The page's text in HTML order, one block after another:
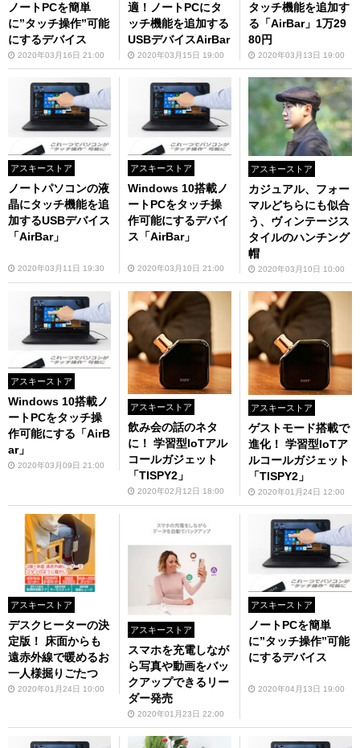
ノートPCを簡単
に”タッチ操作”可能
にするデバイス
2020年03月16日 21:00
適！ノートPCにタ
ッチ機能を追加する
USBデバイスAirBar
2020年03月15日 19:00
タッチ機能を追加す
る「AirBar」1万29
80円
2020年03月13日 19:00
アスキーストア
ノートパソコンの液
晶にタッチ機能を追
加するUSBデバイス
「AirBar」
2020年03月11日 19:30
アスキーストア
Windows 10搭載ノ
ートPCをタッチ操
作可能にするデバイ
ス「AirBar」
2020年03月10日 21:00
アスキーストア
カジュアル、フォー
マルどちらにも似合
う、ヴィンテージス
タイルのハンチング
帽
2020年03月10日 10:00
アスキーストア
Windows 10搭載ノ
ートPCをタッチ操
作可能にする「AirB
ar」
2020年03月09日 21:00
アスキーストア
飲み会の話のネタ
に！ 学習型IoTアル
コールガジェット
「TISPY2」
2020年02月12日 18:00
アスキーストア
ゲストモード搭載で
進化！ 学習型IoTア
ルコールガジェット
「TISPY2」
2020年01月24日 12:00
アスキーストア
デスクヒーターの決
定版！ 床面からも
遠赤外線で暖めるお
一人様掘りごたつ
2020年01月24日 10:00
アスキーストア
スマホを充電しなが
ら写真や動画をバッ
クアップできるリー
ダー発売
2020年01月23日 22:00
アスキーストア
ノートPCを簡単
に”タッチ操作”可能
にするデバイス
2020年04月13日 19:00